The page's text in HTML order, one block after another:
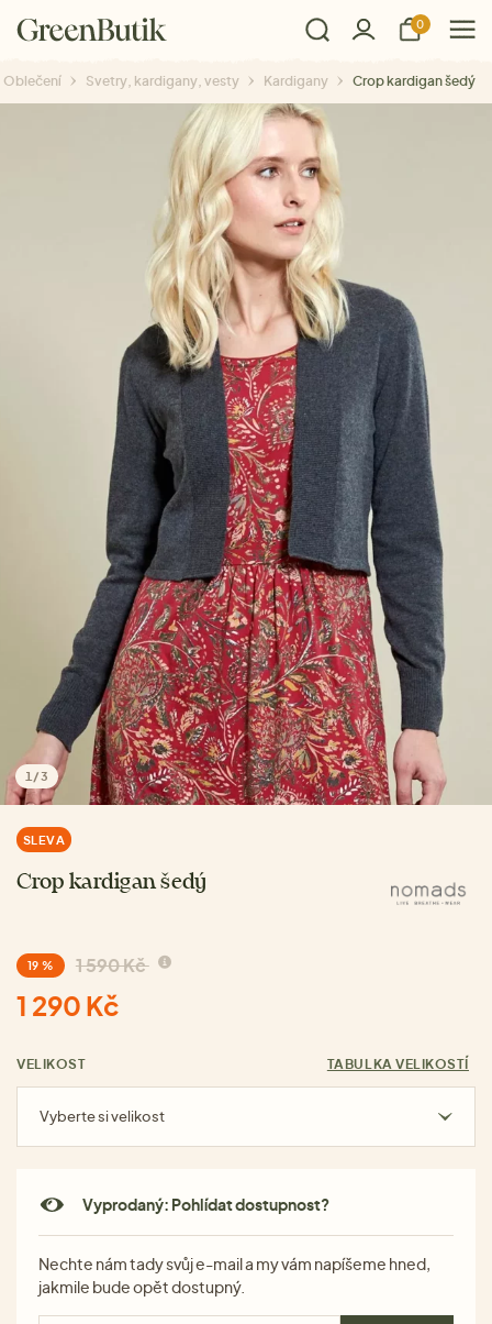
0
Oblečení Svetry, kardigany, vesty Kardigany Crop kardigan šedý
1 /3
SLEVA
Crop kardigan šedý
19 % 1 590 Kč
1 290 Kč
VELIKOST TABULKA VELIKOSTÍ
Vyberte si velikost
Vyprodaný: Pohlídat dostupnost?
Nechte nám tady svůj e-mail a my vám napíšeme hned,
jakmile bude opět dostupný.